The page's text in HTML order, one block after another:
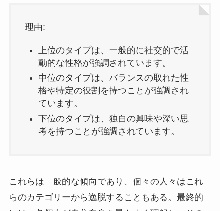
理由:
上位のタイプは、一般的に社交的で活
動的な性格が強調されています。
中位のタイプは、バランスの取れた性
格や特定の役割を持つことが強調され
ています。
下位のタイプは、独自の興味や深い思
考を持つことが強調されています。
これらは一般的な傾向であり、個々の人々はこれ
らのカテゴリーから逸脱することもある。最終的